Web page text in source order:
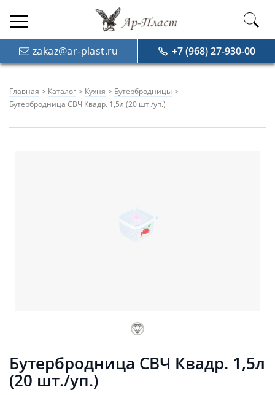
zakaz@ar-plast.ru +7 (968) 27-930-00
Главная Каталог Кухня
Бутербродницы
Бутербродница СВЧ Квадр. 1,5л (20 шт./уп.)
Бутербродница СВЧ Квадр. 1,5л
(20 шт./уп.)